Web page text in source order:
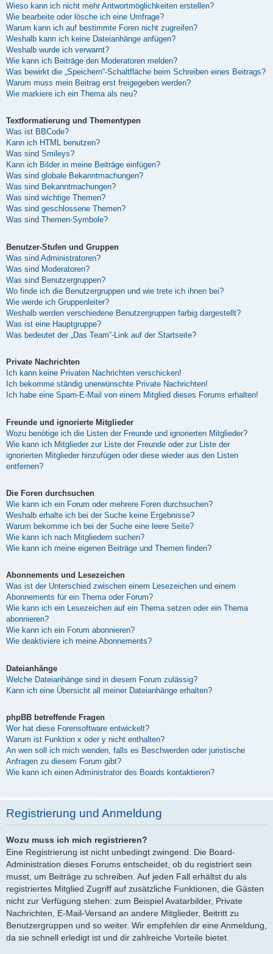
Wieso kann ich nicht mehr Antwortmöglichkeiten erstellen?
Wie bearbeite oder lösche ich eine Umfrage?
Warum kann ich auf bestimmte Foren nicht zugreifen?
Weshalb kann ich keine Dateianhänge anfügen?
Weshalb wurde ich verwarnt?
Wie kann ich Beiträge den Moderatoren melden?
Was bewirkt die „Speichern“-Schaltfläche beim Schreiben eines Beitrags?
Warum muss mein Beitrag erst freigegeben werden?
Wie markiere ich ein Thema als neu?
Textformatierung und Thementypen
Was ist BBCode?
Kann ich HTML benutzen?
Was sind Smileys?
Kann ich Bilder in meine Beiträge einfügen?
Was sind globale Bekanntmachungen?
Was sind Bekanntmachungen?
Was sind wichtige Themen?
Was sind geschlossene Themen?
Was sind Themen-Symbole?
Benutzer-Stufen und Gruppen
Was sind Administratoren?
Was sind Moderatoren?
Was sind Benutzergruppen?
Wo finde ich die Benutzergruppen und wie trete ich ihnen bei?
Wie werde ich Gruppenleiter?
Weshalb werden verschiedene Benutzergruppen farbig dargestellt?
Was ist eine Hauptgruppe?
Was bedeutet der „Das Team“-Link auf der Startseite?
Private Nachrichten
Ich kann keine Privaten Nachrichten verschicken!
Ich bekomme ständig unerwünschte Private Nachrichten!
Ich habe eine Spam-E-Mail von einem Mitglied dieses Forums erhalten!
Freunde und ignorierte Mitglieder
Wozu benötige ich die Listen der Freunde und ignorierten Mitglieder?
Wie kann ich Mitglieder zur Liste der Freunde oder zur Liste der
ignorierten Mitglieder hinzufügen oder diese wieder aus den Listen
entfernen?
Die Foren durchsuchen
Wie kann ich ein Forum oder mehrere Foren durchsuchen?
Weshalb erhalte ich bei der Suche keine Ergebnisse?
Warum bekomme ich bei der Suche eine leere Seite?
Wie kann ich nach Mitgliedern suchen?
Wie kann ich meine eigenen Beiträge und Themen finden?
Abonnements und Lesezeichen
Was ist der Unterschied zwischen einem Lesezeichen und einem
Abonnements für ein Thema oder Forum?
Wie kann ich ein Lesezeichen auf ein Thema setzen oder ein Thema
abonnieren?
Wie kann ich ein Forum abonnieren?
Wie deaktiviere ich meine Abonnements?
Dateianhänge
Welche Dateianhänge sind in diesem Forum zulässig?
Kann ich eine Übersicht all meiner Dateianhänge erhalten?
phpBB betreffende Fragen
Wer hat diese Forensoftware entwickelt?
Warum ist Funktion x oder y nicht enthalten?
An wen soll ich mich wenden, falls es Beschwerden oder juristische
Anfragen zu diesem Forum gibt?
Wie kann ich einen Administrator des Boards kontaktieren?
Registrierung und Anmeldung
Wozu muss ich mich registrieren?
Eine Registrierung ist nicht unbedingt zwingend. Die Board-
Administration dieses Forums entscheidet, ob du registriert sein
musst, um Beiträge zu schreiben. Auf jeden Fall erhältst du als
registriertes Mitglied Zugriff auf zusätzliche Funktionen, die Gästen
nicht zur Verfügung stehen: zum Beispiel Avatarbilder, Private
Nachrichten, E-Mail-Versand an andere Mitglieder, Beitritt zu
Benutzergruppen und so weiter. Wir empfehlen dir eine Anmeldung,
da sie schnell erledigt ist und dir zahlreiche Vorteile bietet.